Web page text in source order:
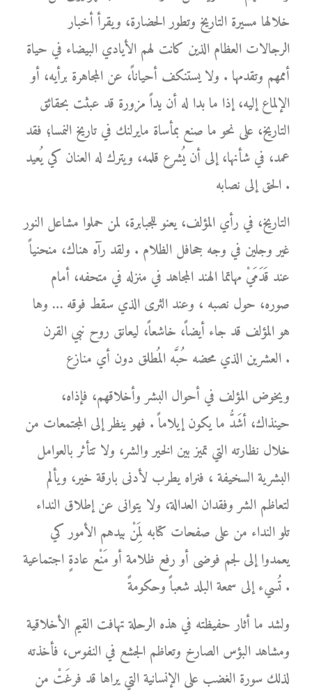
خلالها مسيرة التاريخ وتطور الحضارة، ويقرأ أخبار
الرجالات العظام الذين كانت لهم الأيادي البيضاء في حياة
أممهم وتقدمها . ولا يستنكف أحياناً، عن المجاهرة برأيه، أو
الإلماع إليه، إذا ما بدا له أن يداً مزورة قد عبثت بحقائق
التاريخ، على نحو ما صنع بمأساة مايرلنك في تاريخ النمسا؛ فقد
عمد، في شأنها، إلى أن يُشرع قلمه، ويترك له العنان كي يُعيد
الحق إلى نصابه .
التاريخ، في رأي المؤلف، يعنو للجبابرة، لمن حملوا مشاعل النور
غير وجلين في وجه جحافل الظلام . ولقد رآه هناك، منحنياً
عند قَدَمَيْ مهاتما الهند المجاهد في منزله في متحفه، أمام
صوره، حول نصبه ، وعند الثرى الذي سقط فوقه … وها
هو المؤلف قد جاء أيضاً، خاشعاً، ليعانق روح نبي القرن
العشرين الذي محضه حُبَّه المُطلق دون أي منازع .
ويخوض المؤلف في أحوال البشر وأخلاقهم، فإذاه،
حينذاك، أشَدُّ ما يكون إيلاماً . فهو ينظر إلى المجتمعات من
خلال نظارته التي تميز بين الخير والشر، ولا تتأثر بالعوامل
البشرية السخيفة ، فنراه يطرب لأدنى بارقة خير، ويألم
لتعاظم الشر وفقدان العدالة، ولا يتوانى عن إطلاق النداء
تلو النداء من على صفحات كتابه لِمَنْ بيدهم الأمور كي
يعمدوا إلى لجم فوضى أو رفع ظلامة أو مَنْع عادةٍ اجتماعية
تُسيء إلى سمعة البلد شعباً وحكومةً .
ولشد ما أثار حفيظته في هذه الرحلة تهافت القيم الأخلاقية
ومشاهد البؤس الصارخ وتعاظم الجشع في النفوس، فأخذته
لذلك سورة الغضب على الإنسانية التي يراها قد فرغَتْ من